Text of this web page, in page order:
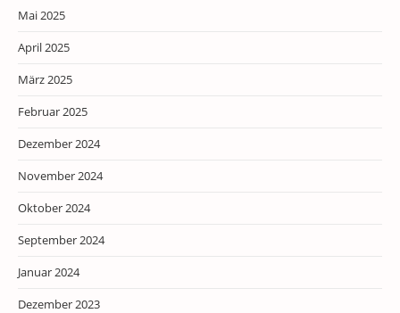
Mai 2025
April 2025
März 2025
Februar 2025
Dezember 2024
November 2024
Oktober 2024
September 2024
Januar 2024
Dezember 2023